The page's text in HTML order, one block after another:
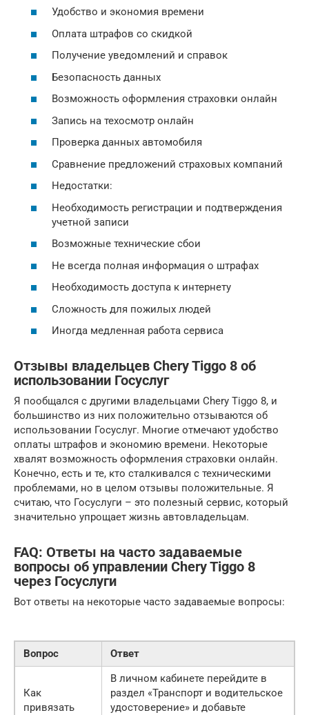
Удобство и экономия времени
Оплата штрафов со скидкой
Получение уведомлений и справок
Безопасность данных
Возможность оформления страховки онлайн
Запись на техосмотр онлайн
Проверка данных автомобиля
Сравнение предложений страховых компаний
Недостатки:
Необходимость регистрации и подтверждения
учетной записи
Возможные технические сбои
Не всегда полная информация о штрафах
Необходимость доступа к интернету
Сложность для пожилых людей
Иногда медленная работа сервиса
Отзывы владельцев Chery Tiggo 8 об
использовании Госуслуг
Я пообщался с другими владельцами Chery Tiggo 8, и
большинство из них положительно отзываются об
использовании Госуслуг. Многие отмечают удобство
оплаты штрафов и экономию времени. Некоторые
хвалят возможность оформления страховки онлайн.
Конечно, есть и те, кто сталкивался с техническими
проблемами, но в целом отзывы положительные. Я
считаю, что Госуслуги – это полезный сервис, который
значительно упрощает жизнь автовладельцам.
FAQ: Ответы на часто задаваемые
вопросы об управлении Chery Tiggo 8
через Госуслуги
Вот ответы на некоторые часто задаваемые вопросы:
Вопрос Ответ
Как
привязать
В личном кабинете перейдите в
раздел «Транспорт и водительское
удостоверение» и добавьте